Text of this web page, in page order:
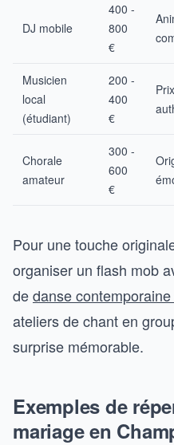
DJ mobile
400 -
800
€
Musicien
local
(étudiant)
200 -
400
€
Chorale
amateur
300 -
600
€
Pour une touche
organiser un flash mob
dedanse
ateliers de chant en
surprise mémorable.
Exemples de
mariage en